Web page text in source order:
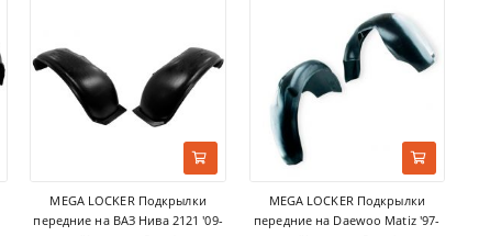
MEGA LOCKER Подкрылки
передние на ВАЗ Нива 2121 '09-
MEGA LOCKER Подкрылки
передние на Daewoo Matiz '97-